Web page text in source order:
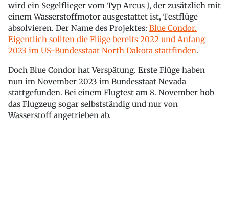
wird ein Segelflieger vom Typ Arcus J, der zusätzlich mit
einem Wasserstoffmotor ausgestattet ist, Testflüge
absolvieren. Der Name des Projektes: Blue Condor.
Eigentlich sollten die Flüge bereits 2022 und Anfang
2023 im US-Bundesstaat North Dakota stattfinden.
Doch Blue Condor hat Verspätung. Erste Flüge haben
nun im November 2023 im Bundesstaat Nevada
stattgefunden. Bei einem Flugtest am 8. November hob
das Flugzeug sogar selbstständig und nur von
Wasserstoff angetrieben ab.